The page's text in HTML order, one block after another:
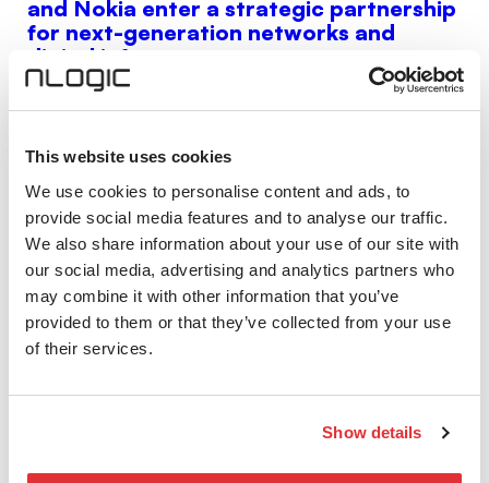
This website uses cookies
We use cookies to personalise content and ads, to
provide social media features and to analyse our traffic.
We also share information about your use of our site with
our social media, advertising and analytics partners who
may combine it with other information that you’ve
provided to them or that they’ve collected from your use
of their services.
Show details
and Nokia enter a strategic partnership
for next-generation networks and
digital infrastructure
nLogic Group — operating across Norway, Sweden
and Denmark — is entering a strategic partnership